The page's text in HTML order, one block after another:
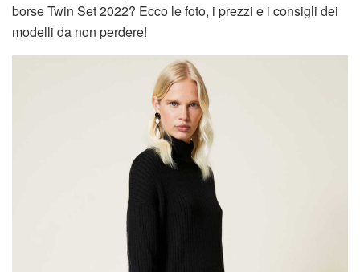
borse Twin Set 2022? Ecco le foto, i prezzi e i consigli dei
modelli da non perdere!